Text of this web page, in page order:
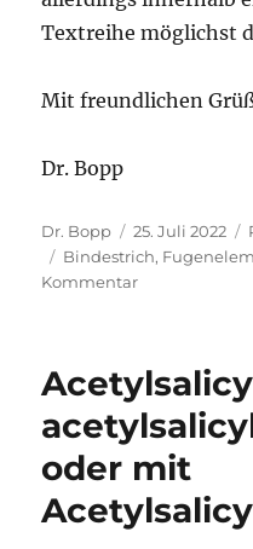
Textreihe möglichst
Mit freundlichen
Dr. Bopp
Autor
Dr. Bopp
Veröffentlicht
am
25. Juli 2022
Schlagwörter
Bindestrich,
Kommentarzu
Tage-
es
oder
e
und
oder mit